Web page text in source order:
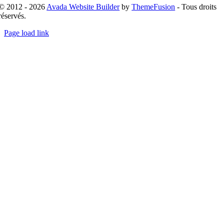
2012 - 2026 Avada Website BuilderbyThemeFusion - Tous droits
Page load link